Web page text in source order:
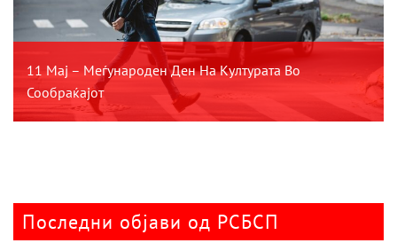
11 Мај – Меѓународен Ден На Културата Во
Сообраќајот
Последни објави од РСБСП